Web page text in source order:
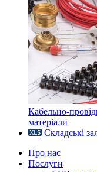
Кабельно-
матеріали
Складські
Про нас
Послуги